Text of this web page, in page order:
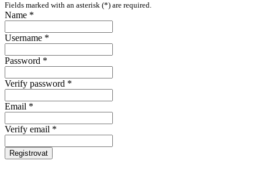
Fields marked with an asterisk (*) are required.
Name *
Username *
Password *
Verify password *
Email *
Verify email *
Registrovat